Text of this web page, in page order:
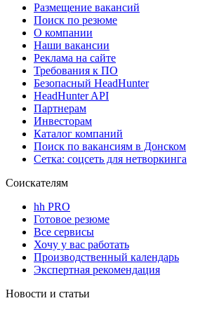
Размещение вакансий
Поиск по резюме
О компании
Наши вакансии
Реклама на сайте
Требования к ПО
Безопасный HeadHunter
HeadHunter API
Партнерам
Инвесторам
Каталог компаний
Поиск по вакансиям в Донском
Сетка: соцсеть для нетворкинга
Соискателям
hh PRO
Готовое резюме
Все сервисы
Хочу у вас работать
Производственный календарь
Экспертная рекомендация
Новости и статьи